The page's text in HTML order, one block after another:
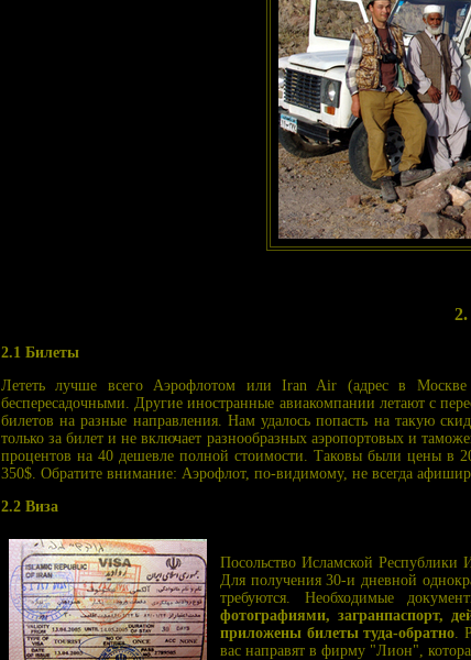
2.1 Билеты
Лететь лучше всего Аэрофлотом или Iran Air (адрес в
беспересадочными. Другие иностранные авиакомпании летают с
билетов на разные направления. Нам удалось попасть на такую
только за билет и не включает разнообразных аэропортовых и
процентов на 40 дешевле полной стоимости. Таковы были цены в
350$. Обратите внимание: Аэрофлот, по-видимому, не всегда
2.2 Виза
Посольство Исламской Республики
Для получения 30-и дневной
требуются. Необходимые
фотографиями, загранпаспорт,
приложены билеты туда-обратно .
вас направят в фирму "Лион",